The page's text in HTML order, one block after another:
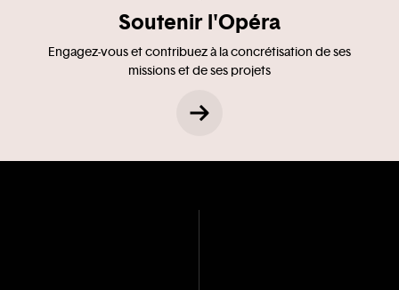
Soutenir l'Opéra
Engagez-vous et contribuez à la concrétisation de ses
missions et de ses projets